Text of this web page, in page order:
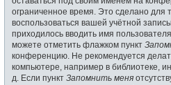
ограниченное время. Это сделано для
воспользоваться вашей учётной
приходилось вводить имя
можете отметить флажком пункт
конференцию. Не рекомендуется
компьютере, например в библиотеке,
д. Если пункт Запомнить меня